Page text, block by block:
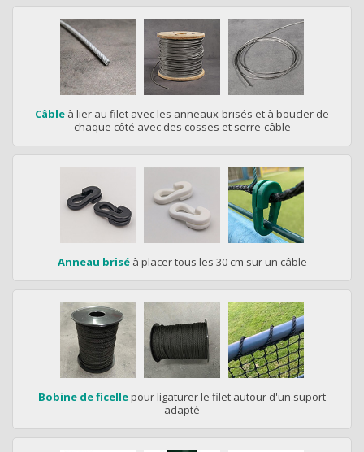
Câble à lier au filet avec les anneaux-brisés et à boucler de
chaque côté avec des cosses et serre-câble
Anneau briséà placer tous les 30 cm sur un câble
Bobine de ficellepour ligaturer le filet autour d'un suport
adapté